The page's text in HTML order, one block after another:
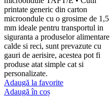
printate generic din carton
microondule cu o grosime de 1,5
mm ideale pentru transportul in
siguranta a produselor alimentare
calde si reci, sunt prevazute cu
gauri de aerisire, acestea pot fi
produse atat simple cat si
personalizate.
Adaugă la favorite
Adaugă în coș